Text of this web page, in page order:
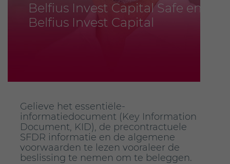
Belfius Invest Capital Safe en
Belfius Invest Capital
Gelieve het essentiële-
informatiedocument (Key Information
Document, KID), de precontractuele
SFDR informatie en de algemene
voorwaarden te lezen vooraleer de
beslissing te nemen om te beleggen.